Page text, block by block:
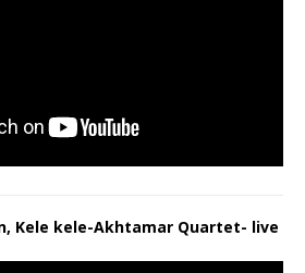
Kele kele-Akhtamar Quartet- live